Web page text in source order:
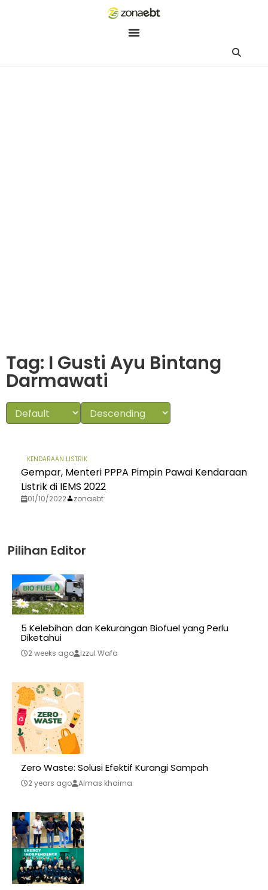
Tag: I Gusti Ayu Bintang
Darmawati
KENDARAAN LISTRIK
Gempar, Menteri PPPA Pimpin Pawai Kendaraan
Listrik di IEMS 2022
01/10/2022 zonaebt
Pilihan Editor
5 Kelebihan dan Kekurangan Biofuel yang Perlu
Diketahui
2 weeks ago Izzul Wafa
Zero Waste: Solusi Efektif Kurangi Sampah
2 years ago Almas khairna